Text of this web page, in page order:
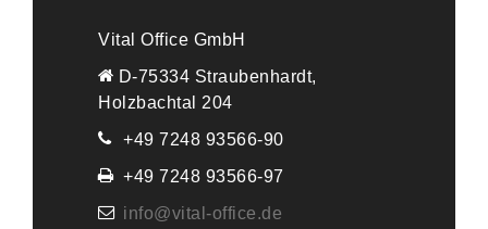
Vital Office GmbH
D-75334 Straubenhardt,
Holzbachtal 204
+49 7248 93566-90
+49 7248 93566-97
info@vital-office.de